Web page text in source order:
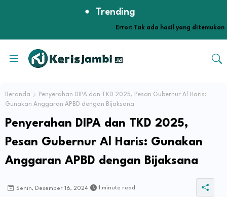
Trending
Error: Tak ada hasil yang ditemukan
Beranda
Penyerahan DIPA dan TKD 2025, Pesan Gubernur Al Haris:
Gunakan Anggaran APBD dengan Bijaksana
Penyerahan DIPA dan TKD 2025,
Pesan Gubernur Al Haris: Gunakan
Anggaran APBD dengan Bijaksana
Senin, Desember 16, 2024 1 minute read